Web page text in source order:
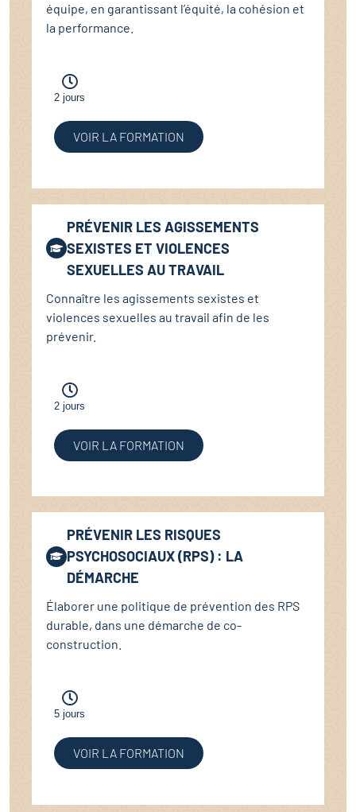
équipe, en garantissant l’équité, la cohésion et
la performance.
2 jours
VOIR LA FORMATION
PRÉVENIR LES AGISSEMENTS
SEXISTES ET VIOLENCES
SEXUELLES AU TRAVAIL
Connaître les agissements sexistes et
violences sexuelles au travail afin de les
prévenir.
2 jours
VOIR LA FORMATION
PRÉVENIR LES RISQUES
PSYCHOSOCIAUX (RPS) : LA
DÉMARCHE
Élaborer une politique de prévention des RPS
durable, dans une démarche de co-
construction.
5 jours
VOIR LA FORMATION